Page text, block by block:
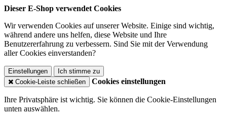
Dieser E-Shop verwendet Cookies
Wir verwenden Cookies auf unserer Website. Einige sind wichtig,
während andere uns helfen, diese Website und Ihre
Benutzererfahrung zu verbessern. Sind Sie mit der Verwendung
aller Cookies einverstanden?
Einstellungen
Ich stimme zu
Cookie-Leiste schließen
Cookies einstellungen
Ihre Privatsphäre ist wichtig. Sie können die Cookie-Einstellungen
unten auswählen.